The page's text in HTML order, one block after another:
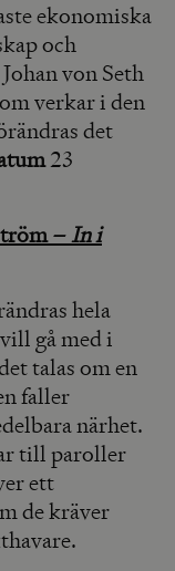
ekonomiska
och
von Seth
verkar i den
det
23
–In i
hela
gå med i
talas om en
faller
närhet.
till paroller
ett
de kräver